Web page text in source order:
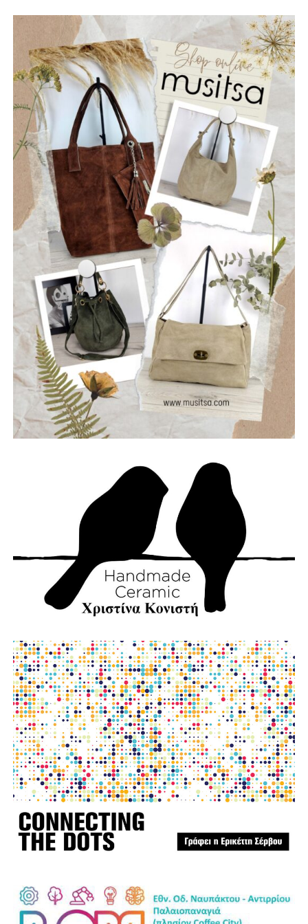
μπάσο, Billy Nikolarakis στην ηλεκτρική κιθάρα
(rhythm + vocals) και Chris Fakiolas στα lead vocals.
ΡΩΓΜΕΣ
Οι “Ρωγμές” είναι ένα νεοσύστατο ελληνικό ροκ
συγκρότημα που ιδρύθηκε τον Ιούλιο του 2025, με έδρα
την Ναύπακτο. Το όνομά τους αντικατοπτρίζει τη
φιλοσοφία τους: να ραγίσουν τις βεβαιότητες, να σπάσουν
τη σιωπή και να αφήσουν το φως να περάσει μέσα από τις
ρωγμές της καθημερινότητας. Με ήχο που ισορροπεί
ανάμεσα στο εναλλακτικό ροκ, τον ελληνικό στίχο και την
ωμή ενέργεια της σκηνής, οι Ρωγμές δημιουργούν
μουσική που μιλά για την κοινωνία, τις εσωτερικές μάχες
και την ανάγκη για αλήθεια.
Μέλη του συγκροτήματος: Ανδρεόπουλος Αντώνης –
Φωνή & Κιθάρα, Σαράντης Δημήτρης – Κιθάρα, Νικολάου
Θωμάς – Μπάσο, Μηλιώνης Γρηγόρης – Τύμπανα.